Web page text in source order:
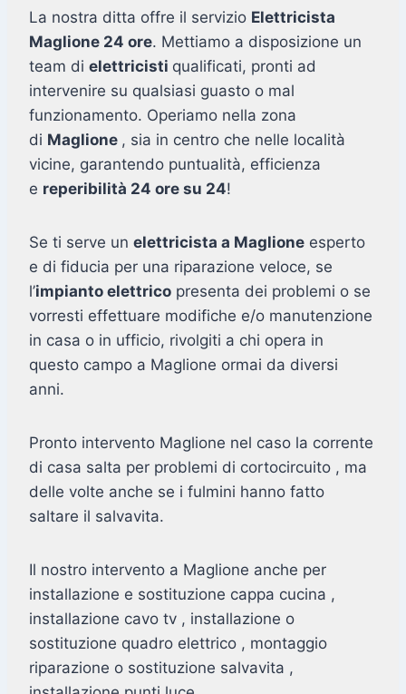
La nostra ditta offre il servizio Elettricista
Maglione 24 ore. Mettiamo a disposizione un
team di elettricisti qualificati, pronti ad
intervenire su qualsiasi guasto o mal
funzionamento. Operiamo nella zona
di Maglione , sia in centro che nelle località
vicine, garantendo puntualità, efficienza
e reperibilità 24 ore su 24!
Se ti serve un elettricista a Maglione esperto
e di fiducia per una riparazione veloce, se
l’impianto elettrico presenta dei problemi o se
vorresti effettuare modifiche e/o manutenzione
in casa o in ufficio, rivolgiti a chi opera in
questo campo a Maglione ormai da diversi
anni.
Pronto intervento Maglione nel caso la corrente
di casa salta per problemi di cortocircuito , ma
delle volte anche se i fulmini hanno fatto
saltare il salvavita.
Il nostro intervento a Maglione anche per
installazione e sostituzione cappa cucina ,
installazione cavo tv , installazione o
sostituzione quadro elettrico , montaggio
riparazione o sostituzione salvavita ,